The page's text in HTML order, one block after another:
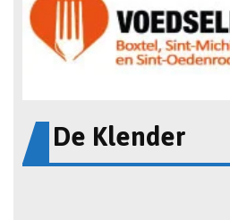
De Klender